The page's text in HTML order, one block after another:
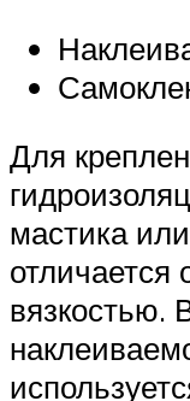
Для
мастика
отличается
вязкостью.